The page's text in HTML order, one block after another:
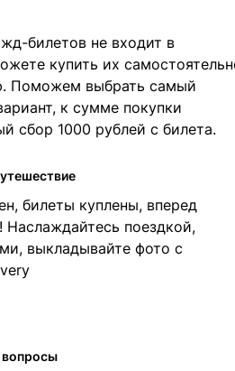
билетов не входит в
купить их
Поможем выбрать самый
к сумме покупки
сбор 1000 рублей с билета.
билеты куплены, вперед
Наслаждайтесь поездкой,
выкладывайте фото с
вопросы